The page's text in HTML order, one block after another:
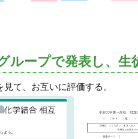
グループで発表し、
て、お互いに評価する。